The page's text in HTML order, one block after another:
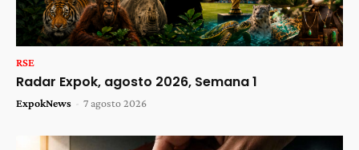
RSE
Radar Expok, agosto 2026, Semana 1
ExpokNews - 7 agosto 2026